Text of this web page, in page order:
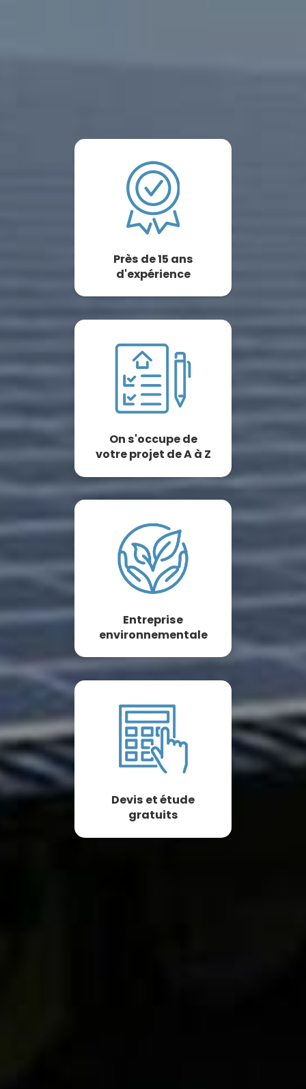
Près de 15 ans
d'expérience
On s'occupe de
votre projet de A à Z
Entreprise
environnementale
Devis et étude
gratuits